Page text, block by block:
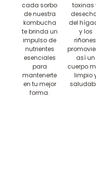
cada sorbo
de nuestra
kombucha
te brinda un
impulso de
nutrientes
esenciales
para
mantenerte
en tu mejor
forma.
toxinas
del
y los
así un
cuerpo
limpio